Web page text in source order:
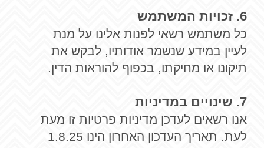
6. זכויות המשתמש
כל משתמש רשאי לפנות אלינו על מנת
לעיין במידע שנשמר אודותיו, לבקש את
תיקונו או מחיקתו, בכפוף להוראות הדין.
7. שינויים במדיניות
אנו רשאים לעדכן מדיניות פרטיות זו מעת
לעת. תאריך העדכון האחרון הינו 1.8.25